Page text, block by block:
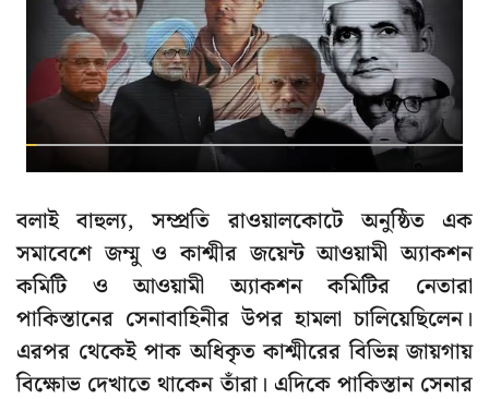
বলাই বাহুল্য, সম্প্রতি রাওয়ালকোটে অনুষ্ঠিত এক
সমাবেশে জম্মু ও কাশ্মীর জয়েন্ট আওয়ামী অ্যাকশন
কমিটি ও আওয়ামী অ্যাকশন কমিটির নেতারা
পাকিস্তানের সেনাবাহিনীর উপর হামলা চালিয়েছিলেন।
এরপর থেকেই পাক অধিকৃত কাশ্মীরের বিভিন্ন জায়গায়
বিক্ষোভ দেখাতে থাকেন তাঁরা। এদিকে পাকিস্তান সেনার